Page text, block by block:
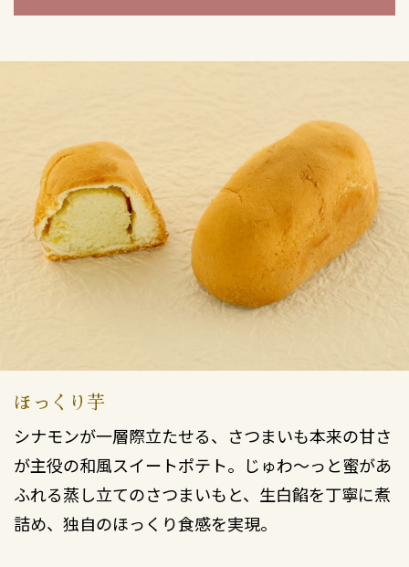
ほっくり芋
シナモンが一層際立たせる、さつまいも本来の甘さ
が主役の和風スイートポテト。じゅわ～っと蜜があ
ふれる蒸し立てのさつまいもと、生白餡を丁寧に煮
詰め、独自のほっくり食感を実現。